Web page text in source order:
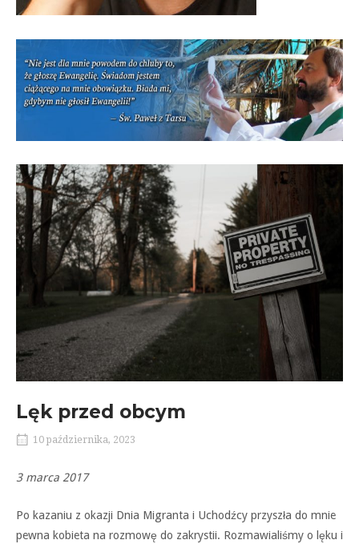
Lęk przed obcym
10 października, 2023
3 marca 2017
Po kazaniu z okazji Dnia Migranta i Uchodźcy przyszła do mnie
pewna kobieta na rozmowę do zakrystii. Rozmawialiśmy o lęku i